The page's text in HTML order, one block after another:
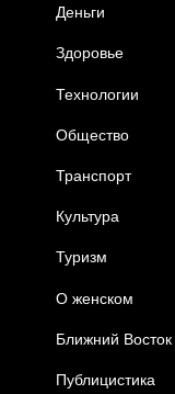
Деньги
Здоровье
Технологии
Общество
Транспорт
Культура
Туризм
О женском
Ближний Восток
Публицистика